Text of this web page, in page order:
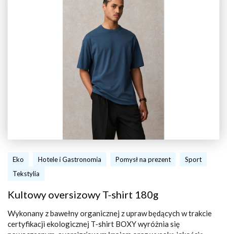
Eko Hotele i Gastronomia Pomysł na prezent
Sport
Tekstylia
Kultowy oversizowy T-shirt 180g
Wykonany z bawełny organicznej z upraw będących w trakcie
certyfikacji ekologicznej T-shirt BOXY wyróżnia się